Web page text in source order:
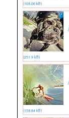
(109.06 kB)
(251.9 kB)
(159.84 kB)